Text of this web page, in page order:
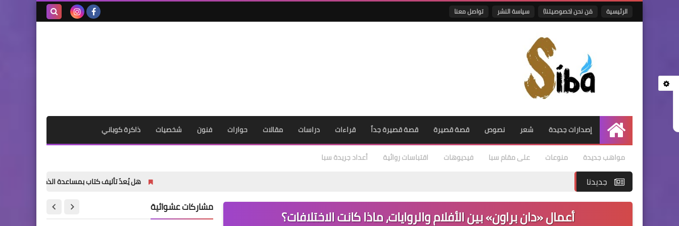
الرئيسية مَن نحن (خصوصيتنا) سياسة النشر تواصل معنا
الرئيسية
إصدارات جديدة شعر نصوص قصة قصيرة قصة قصيرة جداً قراءات دراسات مقالات حوارات فنون شخصيات ذاكرة كوباني
مواهب جديدة منوعات على مقام سبا فيديوهات اقتباسات روائية أعداد جريدة سبا
جديدنا هل يُعدّ تأليف كتاب بمساعدة الذكاء الاصطناعي أمراً خاطئاً؟
أعمال «دان براون» بين الأفلام والروايات، ماذا كانت الاختلافات؟ مشاركات عشوائية